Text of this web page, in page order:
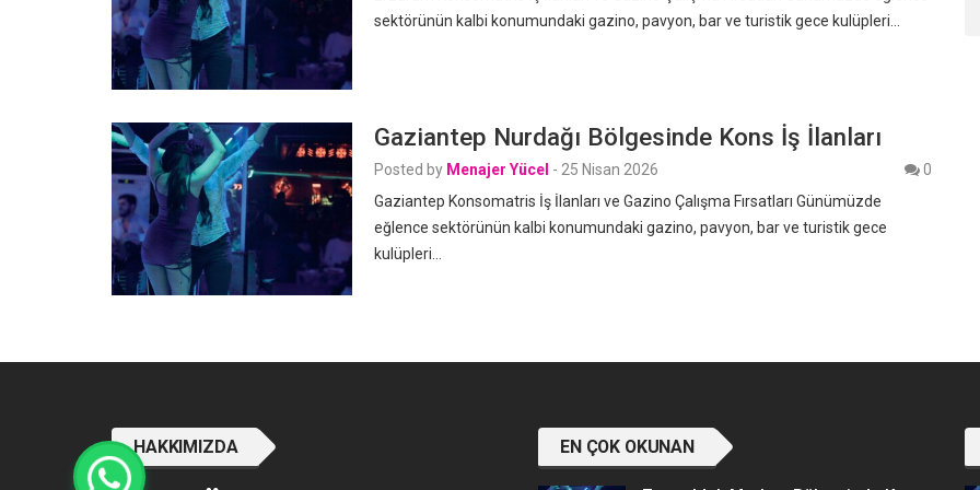
sektörünün kalbi konumundaki gazino, pavyon, bar ve turistik gece kulüpleri…
Gaziantep Nurdağı Bölgesinde Kons İş İlanları
Posted by Menajer Yücel - 25 Nisan 2026
0
Gaziantep Konsomatris İş İlanları ve Gazino Çalışma Fırsatları Günümüzde
eğlence sektörünün kalbi konumundaki gazino, pavyon, bar ve turistik gece
kulüpleri…
HAKKIMIZDA EN ÇOK OKUNAN